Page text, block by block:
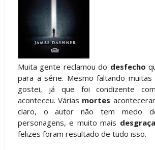
Muita gente reclamou do desfecho
para a série. Mesmo faltando muitas
gostei, já que foi condizente
aconteceu. Várias mortes
claro, o autor não tem medo
personagens, e muito mais
felizes foram resultado de tudo isso.